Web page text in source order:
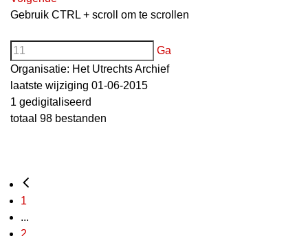
Gebruik CTRL + scroll om te scrollen
Ga
Organisatie: Het Utrechts Archief
laatste wijziging 01-06-2015
1 gedigitaliseerd
totaal 98 bestanden
1
...
2